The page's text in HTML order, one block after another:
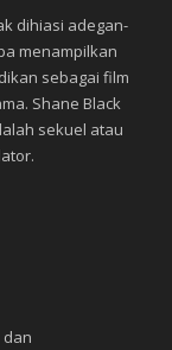
dihiasi adegan-
menampilkan
sebagai film
Shane Black
sekuel atau